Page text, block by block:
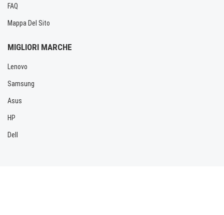
FAQ
Mappa Del Sito
MIGLIORI MARCHE
Lenovo
Samsung
Asus
HP
Dell